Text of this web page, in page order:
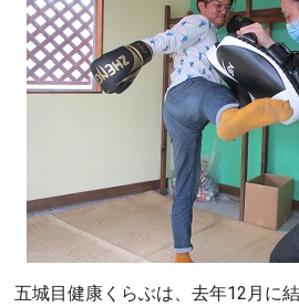
五城目健康くらぶは、去年12月に